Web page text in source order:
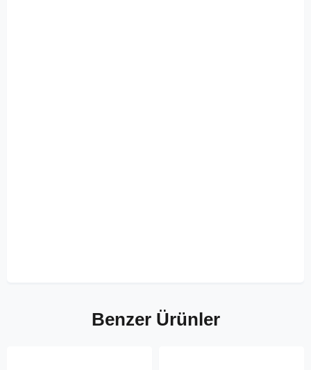
Benzer Ürünler